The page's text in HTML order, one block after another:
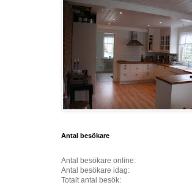
Antal besökare
Antal besökare online:
Antal besökare idag:
Totalt antal besök: